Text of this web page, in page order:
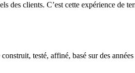
clients. C’est cette expérience de
testé, affiné, basé sur des